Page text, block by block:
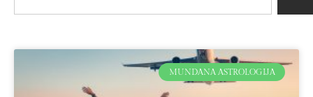
MUNDANA ASTROLOGIJA